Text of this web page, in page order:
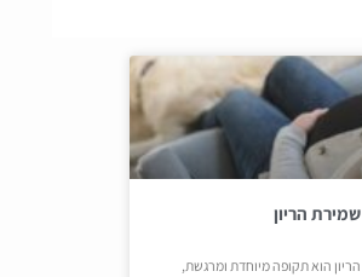
שמירת הריון
הריון הוא תקופה מיוחדת ומרגשת,